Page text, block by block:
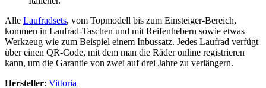
Alle Laufradsets, vom Topmodell bis zum Einsteiger-Bereich,
kommen in Laufrad-Taschen und mit Reifenhebern sowie etwas
Werkzeug wie zum Beispiel einem Inbussatz. Jedes Laufrad verfügt
über einen QR-Code, mit dem man die Räder online registrieren
kann, um die Garantie von zwei auf drei Jahre zu verlängern.
Hersteller: Vittoria